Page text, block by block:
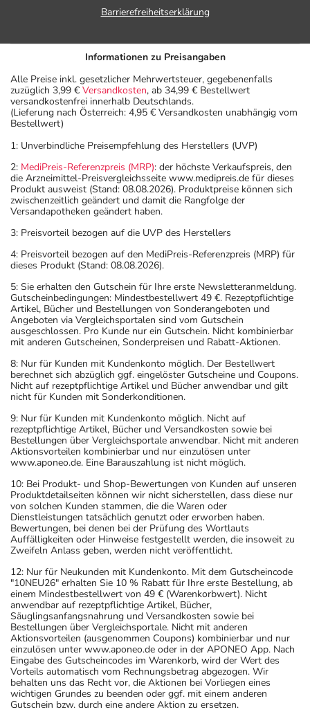
Barrierefreiheitserklärung
Informationen zu Preisangaben
Alle Preise inkl. gesetzlicher Mehrwertsteuer, gegebenenfalls
zuzüglich 3,99 € Versandkosten, ab 34,99 € Bestellwert
versandkostenfrei innerhalb Deutschlands.
(Lieferung nach Österreich: 4,95 € Versandkosten unabhängig vom
Bestellwert)
1: Unverbindliche Preisempfehlung des Herstellers (UVP)
2: MediPreis-Referenzpreis (MRP): der höchste Verkaufspreis, den
die Arzneimittel-Preisvergleichsseite www.medipreis.de für dieses
Produkt ausweist (Stand: 08.08.2026). Produktpreise können sich
zwischenzeitlich geändert und damit die Rangfolge der
Versandapotheken geändert haben.
3: Preisvorteil bezogen auf die UVP des Herstellers
4: Preisvorteil bezogen auf den MediPreis-Referenzpreis (MRP) für
dieses Produkt (Stand: 08.08.2026).
5: Sie erhalten den Gutschein für Ihre erste Newsletteranmeldung.
Gutscheinbedingungen: Mindestbestellwert 49 €. Rezeptpflichtige
Artikel, Bücher und Bestellungen von Sonderangeboten und
Angeboten via Vergleichsportalen sind vom Gutschein
ausgeschlossen. Pro Kunde nur ein Gutschein. Nicht kombinierbar
mit anderen Gutscheinen, Sonderpreisen und Rabatt-Aktionen.
8: Nur für Kunden mit Kundenkonto möglich. Der Bestellwert
berechnet sich abzüglich ggf. eingelöster Gutscheine und Coupons.
Nicht auf rezeptpflichtige Artikel und Bücher anwendbar und gilt
nicht für Kunden mit Sonderkonditionen.
9: Nur für Kunden mit Kundenkonto möglich. Nicht auf
rezeptpflichtige Artikel, Bücher und Versandkosten sowie bei
Bestellungen über Vergleichsportale anwendbar. Nicht mit anderen
Aktionsvorteilen kombinierbar und nur einzulösen unter
www.aponeo.de. Eine Barauszahlung ist nicht möglich.
10: Bei Produkt- und Shop-Bewertungen von Kunden auf unseren
Produktdetailseiten können wir nicht sicherstellen, dass diese nur
von solchen Kunden stammen, die die Waren oder
Dienstleistungen tatsächlich genutzt oder erworben haben.
Bewertungen, bei denen bei der Prüfung des Wortlauts
Auffälligkeiten oder Hinweise festgestellt werden, die insoweit zu
Zweifeln Anlass geben, werden nicht veröffentlicht.
12: Nur für Neukunden mit Kundenkonto. Mit dem Gutscheincode
"10NEU26" erhalten Sie 10 % Rabatt für Ihre erste Bestellung, ab
einem Mindestbestellwert von 49 € (Warenkorbwert). Nicht
anwendbar auf rezeptpflichtige Artikel, Bücher,
Säuglingsanfangsnahrung und Versandkosten sowie bei
Bestellungen über Vergleichsportale. Nicht mit anderen
Aktionsvorteilen (ausgenommen Coupons) kombinierbar und nur
einzulösen unter www.aponeo.de oder in der APONEO App. Nach
Eingabe des Gutscheincodes im Warenkorb, wird der Wert des
Vorteils automatisch vom Rechnungsbetrag abgezogen. Wir
behalten uns das Recht vor, die Aktionen bei Vorliegen eines
wichtigen Grundes zu beenden oder ggf. mit einem anderen
Gutschein bzw. durch eine andere Aktion zu ersetzen.